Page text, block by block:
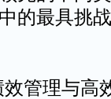
的最具挑
效管理与高